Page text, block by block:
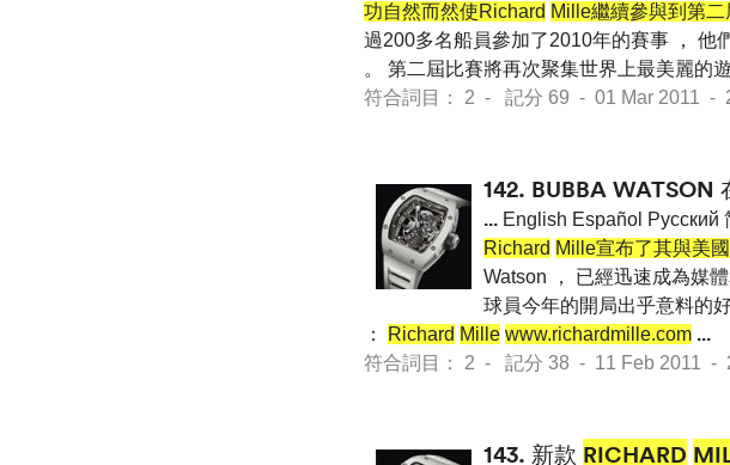
功自然而然使Richard Mille繼續參與到第二
過200多名船員參加了2010年的賽事 ， 他
。 第二屆比賽將再次聚集世界上最美麗的
符合詞目： 2 - 記分 69 - 01 Mar 2011 -
142. BUBBA WATSON
... English Español Pусский
Richard Mille宣布了其與美
Watson ， 已經迅速成為媒
球員今年的開局出乎意料的
：
Richard Mille www.richardmille.com ...
符合詞目： 2 - 記分 38 - 11 Feb 2011 -
143. 新款 RICHARD